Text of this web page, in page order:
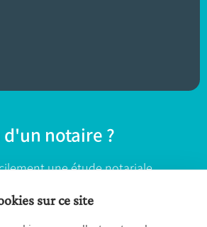
d'un notaire ?
une étude notariale
vous.
sur ce site